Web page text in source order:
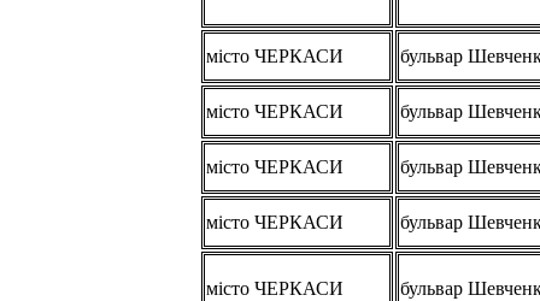
місто ЧЕРКАСИ бульвар
місто ЧЕРКАСИ бульвар
місто ЧЕРКАСИ бульвар
місто ЧЕРКАСИ бульвар
місто ЧЕРКАСИ бульвар